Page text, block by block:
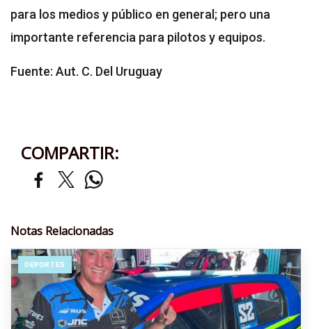
para los medios y público en general; pero una
importante referencia para pilotos y equipos.
Fuente: Aut. C. Del Uruguay
COMPARTIR:
Notas Relacionadas
DEPORTES